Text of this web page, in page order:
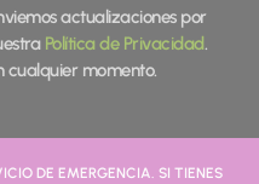
actualizaciones por
Política de Privacidad.
cualquier momento.
DE EMERGENCIA. SI TIENES